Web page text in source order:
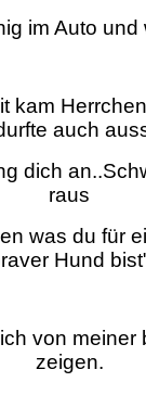
im Auto und
kam
auch
dich
raus
was du für
Hund
von meiner
zeigen.